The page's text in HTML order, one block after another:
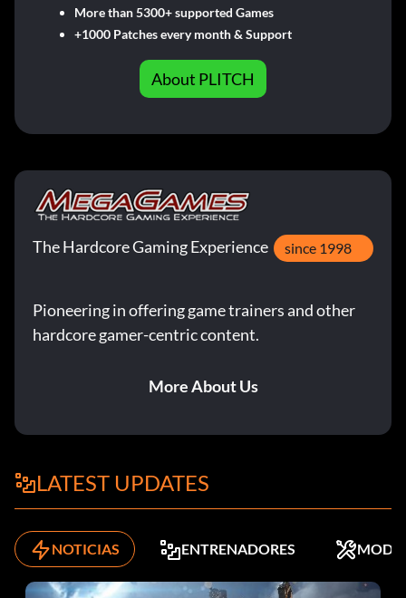
More than 5300+ supported Games
+1000 Patches every month & Support
About PLITCH
The Hardcore Gaming Experience since 1998
Pioneering in offering game trainers and other
hardcore gamer-centric content.
More About Us
LATEST UPDATES
NOTICIAS ENTRENADORES MODS